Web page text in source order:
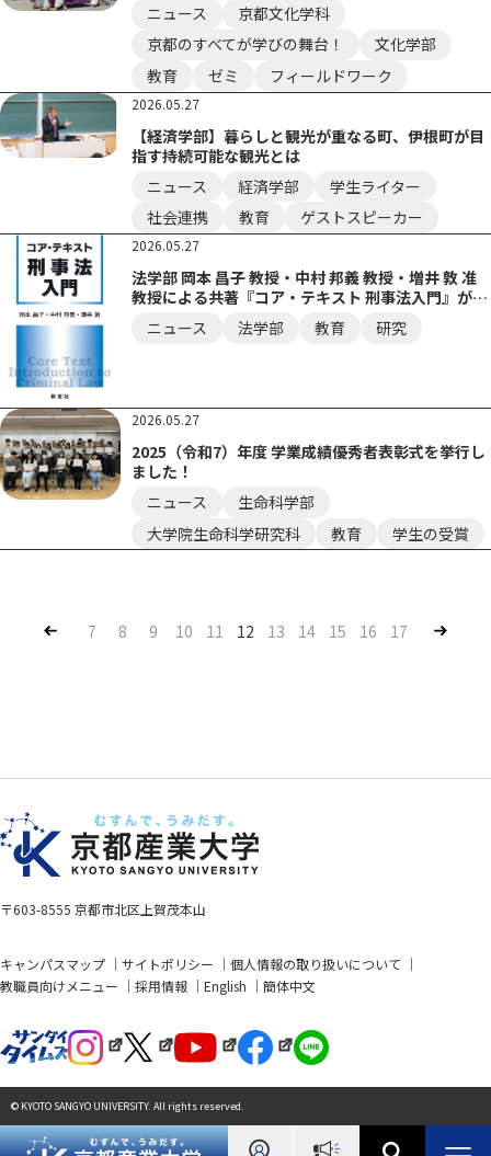
ニュース
京都文化学科
京都のすべてが学びの舞台！
文化学部
教育
ゼミ フィールドワーク
2026.05.27
【経済学部】暮らしと観光が重なる町、伊根町が目
指す持続可能な観光とは
ニュース
経済学部
学生ライター
社会連携
教育 ゲストスピーカー
2026.05.27
法学部 岡本 昌子 教授・中村 邦義 教授・増井 敦 准
教授による共著『コア・テキスト 刑事法入門』が出
ニュース 法学部 教育 研究
2026.05.27
2025（令和7）年度 学業成績優秀者表彰式を挙行し
ました！
ニュース
生命科学部
大学院生命科学研究科
教育 学生の受賞
Pre 7 8 9 10 11 12 13 14 15 16 17 Nex
〒603-8555 京都市北区上賀茂本山
キャンパスマップ サイトポリシー
個人情報の取り扱いについて
教職員向けメニュー
採用情報 English 簡体中文
© KYOTO SANGYO UNIVERSITY. All rights reserved.